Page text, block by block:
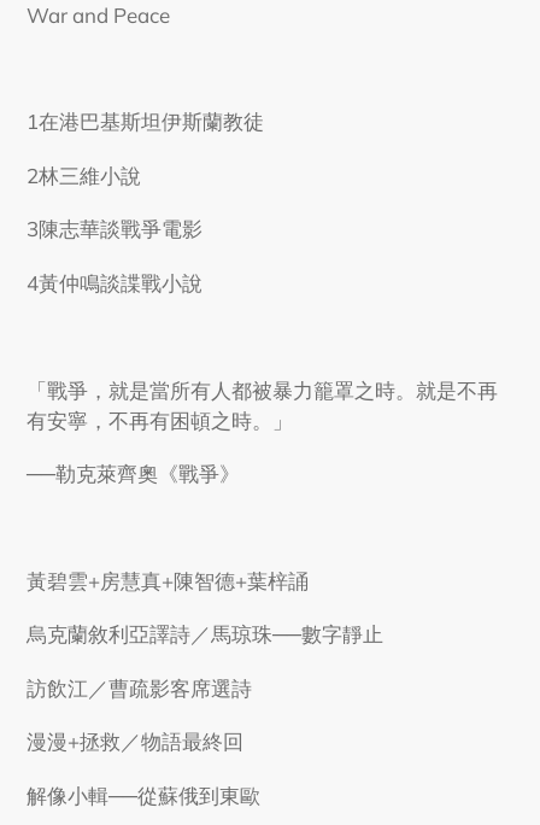
War and Peace
1在港巴基斯坦伊斯蘭教徒
2林三維小說
3陳志華談戰爭電影
4黃仲鳴談諜戰小說
「戰爭，就是當所有人都被暴力籠罩之時。就是不再
有安寧，不再有困頓之時。」
──勒克萊齊奧《戰爭》
黃碧雲+房慧真+陳智德+葉梓誦
烏克蘭敘利亞譯詩／馬琼珠──數字靜止
訪飲江／曹疏影客席選詩
漫漫+拯救／物語最終回
解像小輯──從蘇俄到東歐